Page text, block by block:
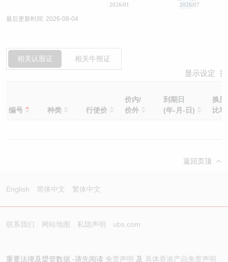
2026/01 2026/07
最后更新时间: 2026-08-04
相关认股证 相关牛熊证
显示设定
编号 种类 行使价
价内/
价外
到期日
(年-月-日)
换股
比率
返回页顶
English 简体中文 繁体中文
联系我们 网站地图 私隐声明 ubs.com
重要法律及槼管数据 -请先阅读 免责声明 及 具体香港产品免责声明